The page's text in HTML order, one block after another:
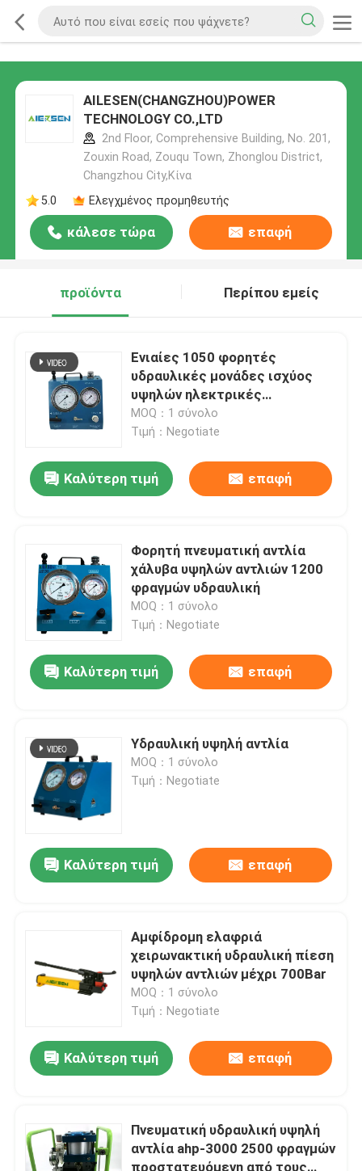
AILESEN(CHANGZHOU)POWER
TECHNOLOGY CO.,LTD
2nd Floor, Comprehensive Building, No. 201,
Zouxin Road, Zouqu Town, Zhonglou District,
Changzhou City,Κίνα
5.0
Ελεγχμένος προμηθευτής
κάλεσε τώρα επαφή
προϊόντα Περίπου εμείς
Ενιαίες 1050 φορητές
υδραυλικές μονάδες ισχύος
υψηλών ηλεκτρικές
υδραυλικών αντλιών φραγμών
MOQ：1 σύνολο
Τιμή：Negotiate
Καλύτερη τιμή επαφή
Φορητή πνευματική αντλία
χάλυβα υψηλών αντλιών 1200
φραγμών υδραυλική
MOQ：1 σύνολο
Τιμή：Negotiate
Καλύτερη τιμή επαφή
Υδραυλική υψηλή αντλία
MOQ：1 σύνολο
Τιμή：Negotiate
Καλύτερη τιμή επαφή
Αμφίδρομη ελαφριά
χειρωνακτική υδραυλική πίεση
υψηλών αντλιών μέχρι 700Bar
MOQ：1 σύνολο
Τιμή：Negotiate
Καλύτερη τιμή επαφή
Πνευματική υδραυλική υψηλή
αντλία ahp-3000 2500 φραγμών
προστατευόμενη από τους